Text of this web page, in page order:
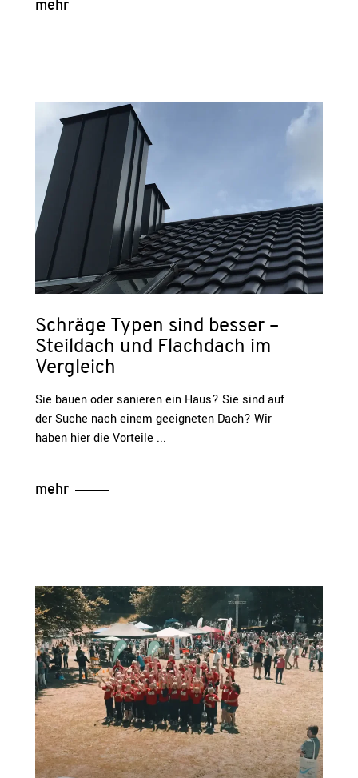
mehr
Schräge Typen sind besser –
Steildach und Flachdach im
Vergleich
Sie bauen oder sanieren ein Haus? Sie sind auf
der Suche nach einem geeigneten Dach? Wir
haben hier die Vorteile
mehr